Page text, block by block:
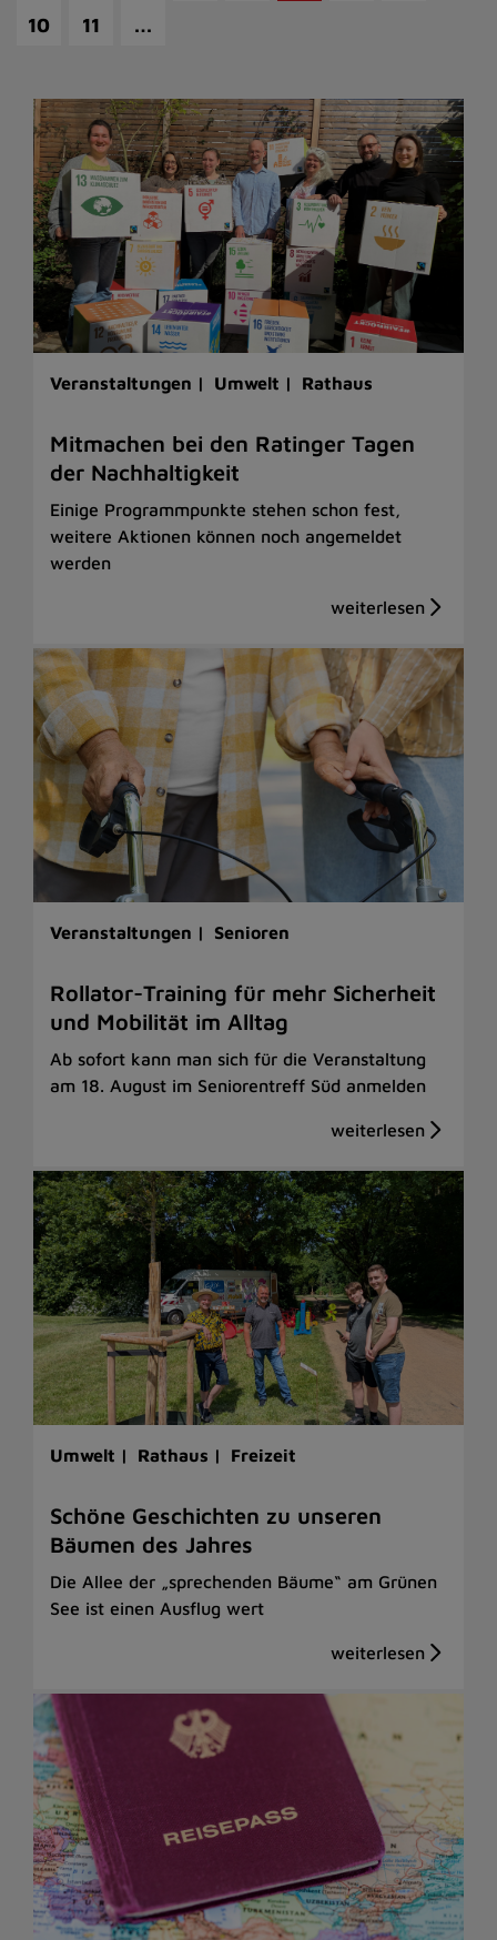
10
11 …
Veranstaltungen | Umwelt | Rathaus
Mitmachen bei den Ratinger Tagen
der Nachhaltigkeit
Einige Programmpunkte stehen schon fest,
weitere Aktionen können noch angemeldet
werden
Veranstaltungen | Senioren
Rollator-Training für mehr Sicherheit
und Mobilität im Alltag
Ab sofort kann man sich für die Veranstaltung
am 18. August im Seniorentreff Süd anmelden
Umwelt | Rathaus | Freizeit
Schöne Geschichten zu unseren
Bäumen des Jahres
Die Allee der „sprechenden Bäume“ am Grünen
See ist einen Ausflug wert